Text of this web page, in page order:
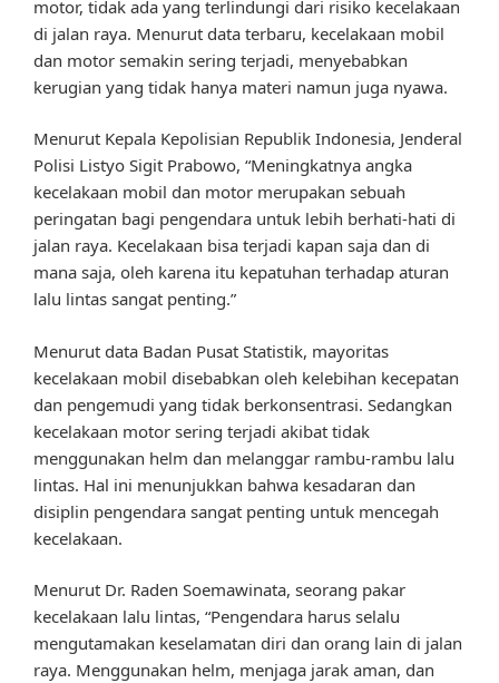
motor, tidak ada yang terlindungi dari risiko kecelakaan
di jalan raya. Menurut data terbaru, kecelakaan mobil
dan motor semakin sering terjadi, menyebabkan
kerugian yang tidak hanya materi namun juga nyawa.
Menurut Kepala Kepolisian Republik Indonesia, Jenderal
Polisi Listyo Sigit Prabowo, “Meningkatnya angka
kecelakaan mobil dan motor merupakan sebuah
peringatan bagi pengendara untuk lebih berhati-hati di
jalan raya. Kecelakaan bisa terjadi kapan saja dan di
mana saja, oleh karena itu kepatuhan terhadap aturan
lalu lintas sangat penting.”
Menurut data Badan Pusat Statistik, mayoritas
kecelakaan mobil disebabkan oleh kelebihan kecepatan
dan pengemudi yang tidak berkonsentrasi. Sedangkan
kecelakaan motor sering terjadi akibat tidak
menggunakan helm dan melanggar rambu-rambu lalu
lintas. Hal ini menunjukkan bahwa kesadaran dan
disiplin pengendara sangat penting untuk mencegah
kecelakaan.
Menurut Dr. Raden Soemawinata, seorang pakar
kecelakaan lalu lintas, “Pengendara harus selalu
mengutamakan keselamatan diri dan orang lain di jalan
raya. Menggunakan helm, menjaga jarak aman, dan